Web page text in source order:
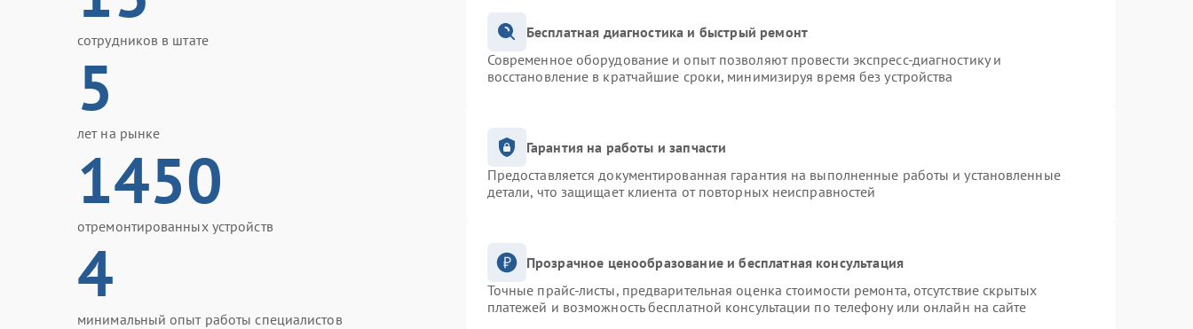
сотрудников в штате
5
лет на рынке
1450
отремонтированных устройств
4
минимальный опыт работы специалистов
Бесплатная диагностика и быстрый ремонт
Современное оборудование и опыт позволяют провести экспресс-диагностику и
восстановление в кратчайшие сроки, минимизируя время без устройства
Гарантия на работы и запчасти
Предоставляется документированная гарантия на выполненные работы и установленные
детали, что защищает клиента от повторных неисправностей
Прозрачное ценообразование и бесплатная консультация
Точные прайс-листы, предварительная оценка стоимости ремонта, отсутствие скрытых
платежей и возможность бесплатной консультации по телефону или онлайн на сайте